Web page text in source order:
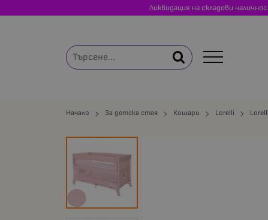
Ликвидация на складови
Начало За детска стая Кошари Lorelli